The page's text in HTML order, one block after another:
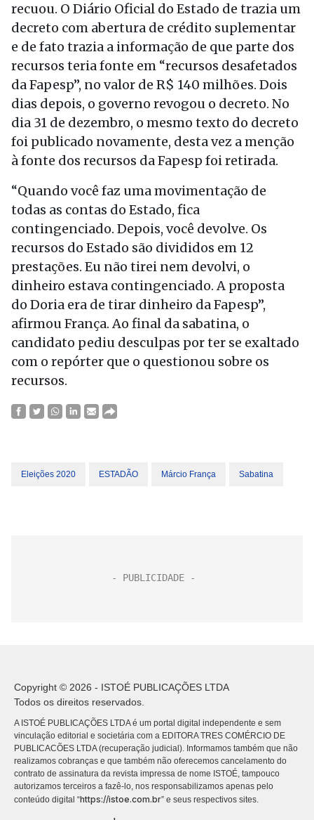
recuou. O Diário Oficial do Estado de trazia um
decreto com abertura de crédito suplementar
e de fato trazia a informação de que parte dos
recursos teria fonte em “recursos desafetados
da Fapesp”, no valor de R$ 140 milhões. Dois
dias depois, o governo revogou o decreto. No
dia 31 de dezembro, o mesmo texto do decreto
foi publicado novamente, desta vez a menção
à fonte dos recursos da Fapesp foi retirada.
“Quando você faz uma movimentação de
todas as contas do Estado, fica
contingenciado. Depois, você devolve. Os
recursos do Estado são divididos em 12
prestações. Eu não tirei nem devolvi, o
dinheiro estava contingenciado. A proposta
do Doria era de tirar dinheiro da Fapesp”,
afirmou França. Ao final da sabatina, o
candidato pediu desculpas por ter se exaltado
com o repórter que o questionou sobre os
recursos.
Eleições 2020 ESTADÃO Márcio França Sabatina
Copyright © 2026 - ISTOÉ PUBLICAÇÕES LTDA
Todos os direitos reservados.
A ISTOÉ PUBLICAÇÕES LTDA é um portal digital independente e sem
vinculação editorial e societária com a EDITORA TRES COMÉRCIO DE
PUBLICACÕES LTDA (recuperação judicial). Informamos também que não
realizamos cobranças e que também não oferecemos cancelamento do
contrato de assinatura da revista impressa de nome ISTOÉ, tampouco
autorizamos terceiros a fazê-lo, nos responsabilizamos apenas pelo
conteúdo digital “https://istoe.com.br” e seus respectivos sites.